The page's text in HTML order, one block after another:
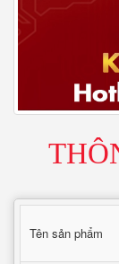
Tên sản phẩm